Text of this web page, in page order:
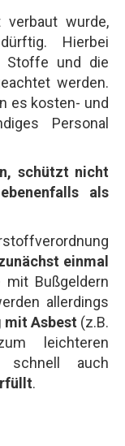
verbaut wurde,
Hierbei
Stoffe und die
werden.
es kosten- und
Personal
schützt nicht
als
einmal
mit Bußgeldern
allerdings
mit Asbest (z.B.
leichteren
schnell auch
.